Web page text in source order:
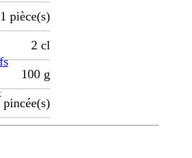
1 pièce(s)
2 cl
100 g
pincée(s)